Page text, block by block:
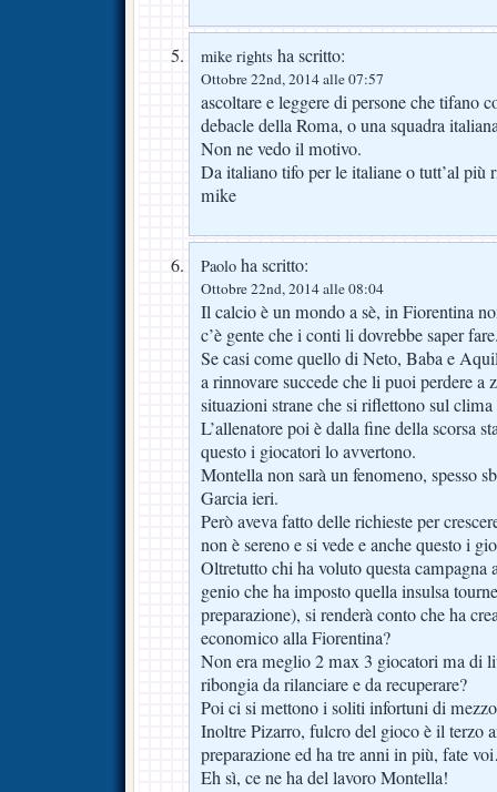
mike rights ha scritto:
Ottobre 22nd, 2014 alle 07:57
ascoltare e leggere di persone che tifano
debacle della Roma, o una squadra
Non ne vedo il motivo.
Da italiano tifo per le italiane o tutt’al più
mike
Paolo ha scritto:
Ottobre 22nd, 2014 alle 08:04
Il calcio è un mondo a sè, in Fiorentina
c’è gente che i conti li dovrebbe saper
Se casi come quello di Neto, Baba e
a rinnovare succede che li puoi perdere a
situazioni strane che si riflettono sul
L’allenatore poi è dalla fine della scorsa
questo i giocatori lo avvertono.
Montella non sarà un fenomeno, spesso
Garcia ieri.
Però aveva fatto delle richieste per
non è sereno e si vede e anche questo i
Oltretutto chi ha voluto questa campagna
genio che ha imposto quella insulsa
preparazione), si renderà conto che ha
economico alla Fiorentina?
Non era meglio 2 max 3 giocatori ma di
ribongia da rilanciare e da recuperare?
Poi ci si mettono i soliti infortuni di
Inoltre Pizarro, fulcro del gioco è il terzo
preparazione ed ha tre anni in più, fate
Eh sì, ce ne ha del lavoro Montella!